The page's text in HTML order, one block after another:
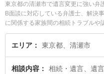
東京都の清瀬市で遺言変更に強い
B面談に対応している弁護士、解決
に関係する家族間の相続トラブル
の絞り込み検索もでき便利です。特
プロフィール情報や弁護士費用、
料で遺言変更を法律相談できる清
エリア 東京都、清瀬市
相談内容 相続・遺言、遺